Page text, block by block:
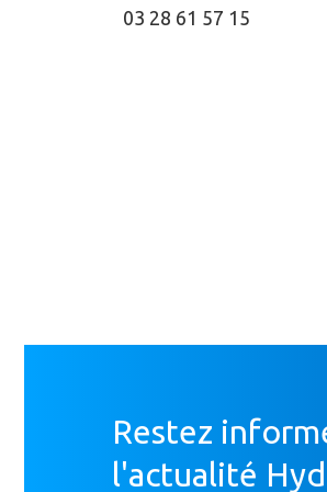
03 28 61 57 15
Restez
l'actualité